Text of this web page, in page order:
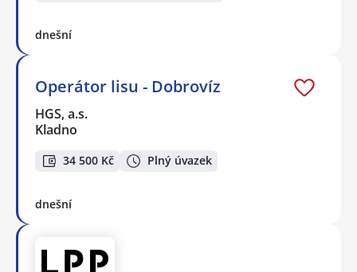
dnešní
Operátor lisu - Dobrovíz
HGS, a.s.
Kladno
34 500 Kč Plný úvazek
dnešní